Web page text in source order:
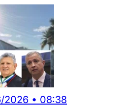
2026 • 08:38